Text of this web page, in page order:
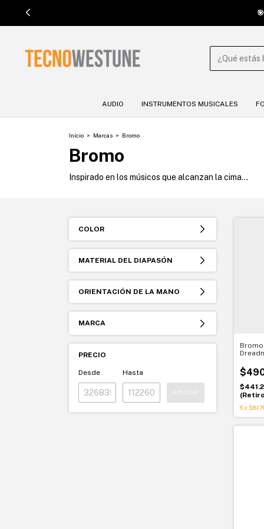
AUDIO INSTRUMENTOS MUSICALES
Inicio > Marcas > Bromo
Bromo
Inspirado en los músicos que alcanzan la cima...
COLOR
MATERIAL DEL DIAPASÓN
ORIENTACIÓN DE LA MANO
MARCA
PRECIO
Desde Hasta
Bromo
6x